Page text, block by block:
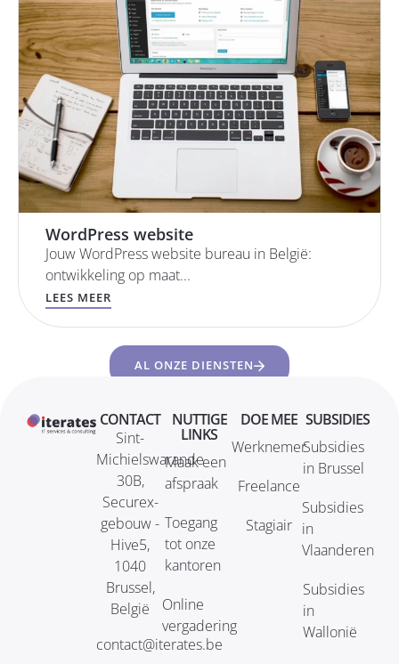
WordPress website
Jouw WordPress website bureau in België:
ontwikkeling op maat...
LEES MEER
AL ONZE DIENSTEN
CONTACT
Sint-
Michielswarande
30B,
Securex-
gebouw -
Hive5,
1040
Brussel,
België
contact@iterates.be
NUTTIGE
LINKS
Maak een
afspraak
Toegang
tot onze
kantoren
Online
vergadering
DOE MEE
Werknemer
Freelance
Stagiair
SUBSIDIES
Subsidies
in Brussel
Subsidies
in
Vlaanderen
Subsidies
in
Wallonië